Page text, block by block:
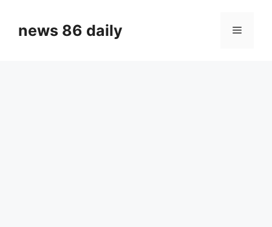
contentnews 86 daily Menu